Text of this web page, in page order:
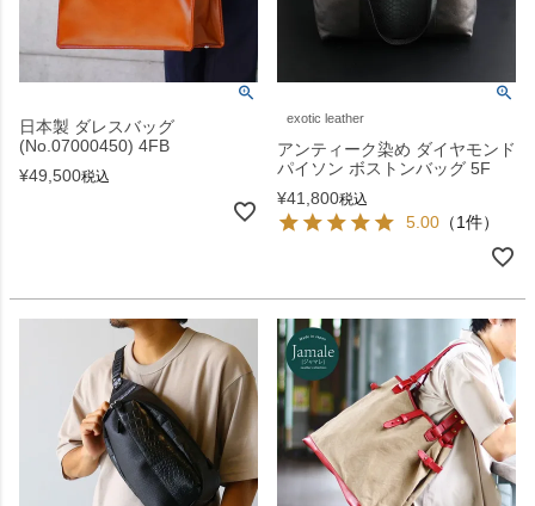
日本製 ダレスバッグ
(No.07000450) 4FB
¥49,500税込
exotic leather
アンティーク染め ダイヤモンド
パイソン ボストンバッグ 5F
¥41,800税込
5.00 （1件）